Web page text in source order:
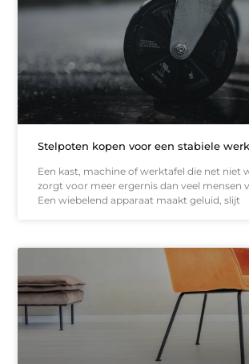
Stelpoten kopen voor een stabiele
Een kast, machine of werktafel die net niet
zorgt voor meer ergernis dan veel mensen
Een wiebelend apparaat maakt geluid, slijt